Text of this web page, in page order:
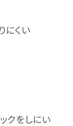
にくい
クをしにい